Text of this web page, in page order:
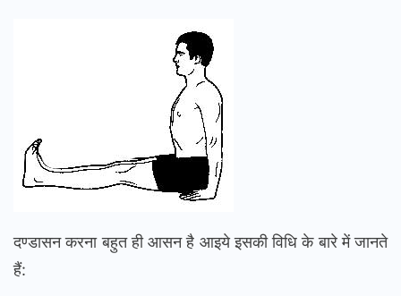
दण्डासन करना बहुत ही आसन है आइये इसकी विधि के बारे में जानते
हैं: